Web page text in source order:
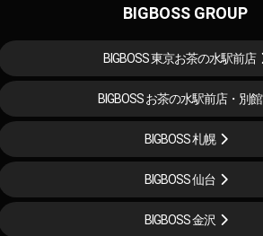
BIGBOSS GROUP
BIGBOSS 東京お茶の水駅前店
BIGBOSS お茶の水駅前店・別館
BIGBOSS 札幌
BIGBOSS 仙台
BIGBOSS 金沢